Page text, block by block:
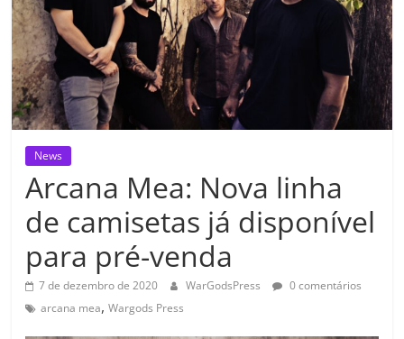
News
Arcana Mea: Nova linha
de camisetas já disponível
para pré-venda
7 de dezembro de 2020 WarGodsPress
0 comentários
arcana mea,Wargods Press